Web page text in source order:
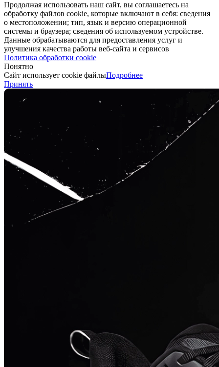
Продолжая использовать наш сайт, вы соглашаетесь на
обработку файлов cookie, которые включают в себя: сведения
о местоположении; тип, язык и версию операционной
системы и браузера; сведения об используемом устройстве.
Данные обрабатываются для предоставления услуг и
улучшения качества работы веб-сайта и сервисов
Политика обработки cookie
Понятно
Сайт использует cookie файлыПодробнее
Принять